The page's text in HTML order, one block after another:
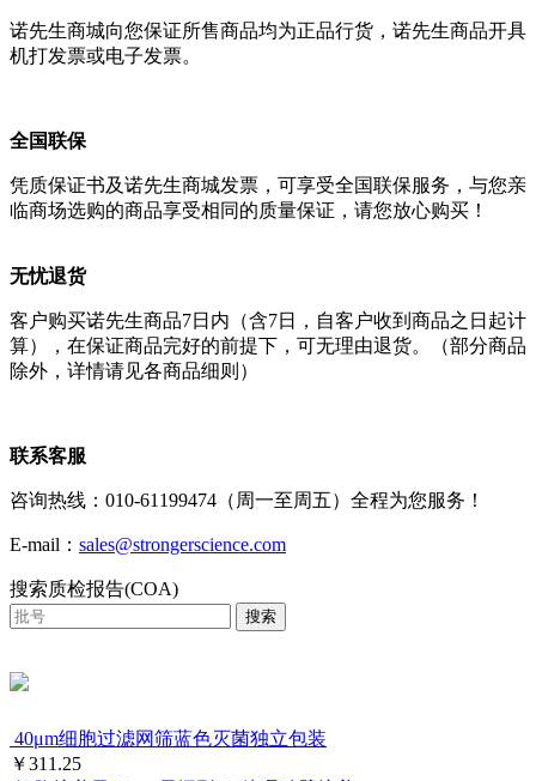
诺先生商城向您保证所售商品均为正品行货，诺先生商品开具
机打发票或电子发票。
全国联保
凭质保证书及诺先生商城发票，可享受全国联保服务，与您亲
临商场选购的商品享受相同的质量保证，请您放心购买！
无忧退货
客户购买诺先生商品7日内（含7日，自客户收到商品之日起计
算），在保证商品完好的前提下，可无理由退货。（部分商品
除外，详情请见各商品细则）
联系客服
咨询热线：010-61199474（周一至周五）全程为您服务！
E-mail： sales@strongerscience.com
搜索质检报告(COA)
搜索
40μm细胞过滤网筛蓝色灭菌独立包装
￥311.25